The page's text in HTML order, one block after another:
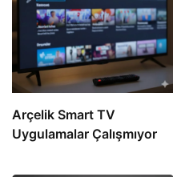
Arçelik Smart TV
Uygulamalar Çalışmıyor